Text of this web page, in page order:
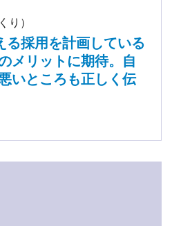
り）
る採用を計画している
メリットに期待。自
いところも正しく伝